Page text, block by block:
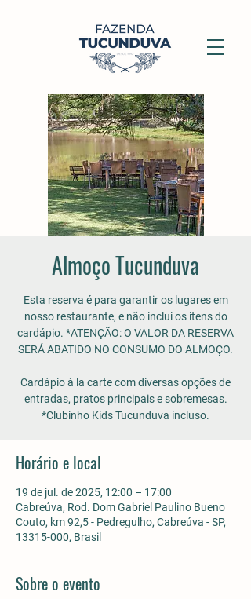
Almoço Tucunduva
Esta reserva é para garantir os lugares em
nosso restaurante, e não inclui os itens do
cardápio. *ATENÇÃO: O VALOR DA RESERVA
SERÁ ABATIDO NO CONSUMO DO ALMOÇO.
Cardápio à la carte com diversas opções de
entradas, pratos principais e sobremesas.
*Clubinho Kids Tucunduva incluso.
Horário e local
19 de jul. de 2025, 12:00 – 17:00
Cabreúva, Rod. Dom Gabriel Paulino Bueno
Couto, km 92,5 - Pedregulho, Cabreúva - SP,
13315-000, Brasil
Sobre o evento